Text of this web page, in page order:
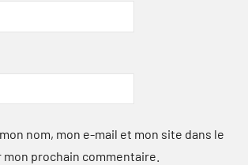
nom, mon e-mail et mon site dans le
prochain commentaire.